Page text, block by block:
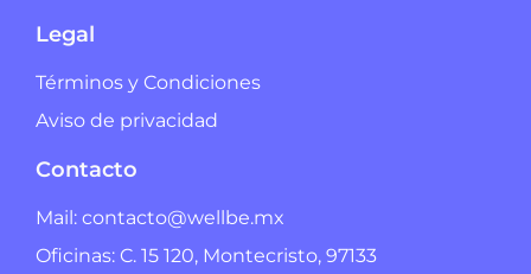
Legal
Términos y Condiciones
Aviso de privacidad
Contacto
Mail: contacto@wellbe.mx
Oficinas: C. 15 120, Montecristo, 97133